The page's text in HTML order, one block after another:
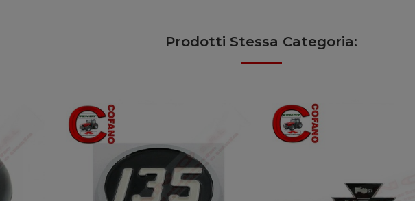
Prodotti Stessa Categoria: